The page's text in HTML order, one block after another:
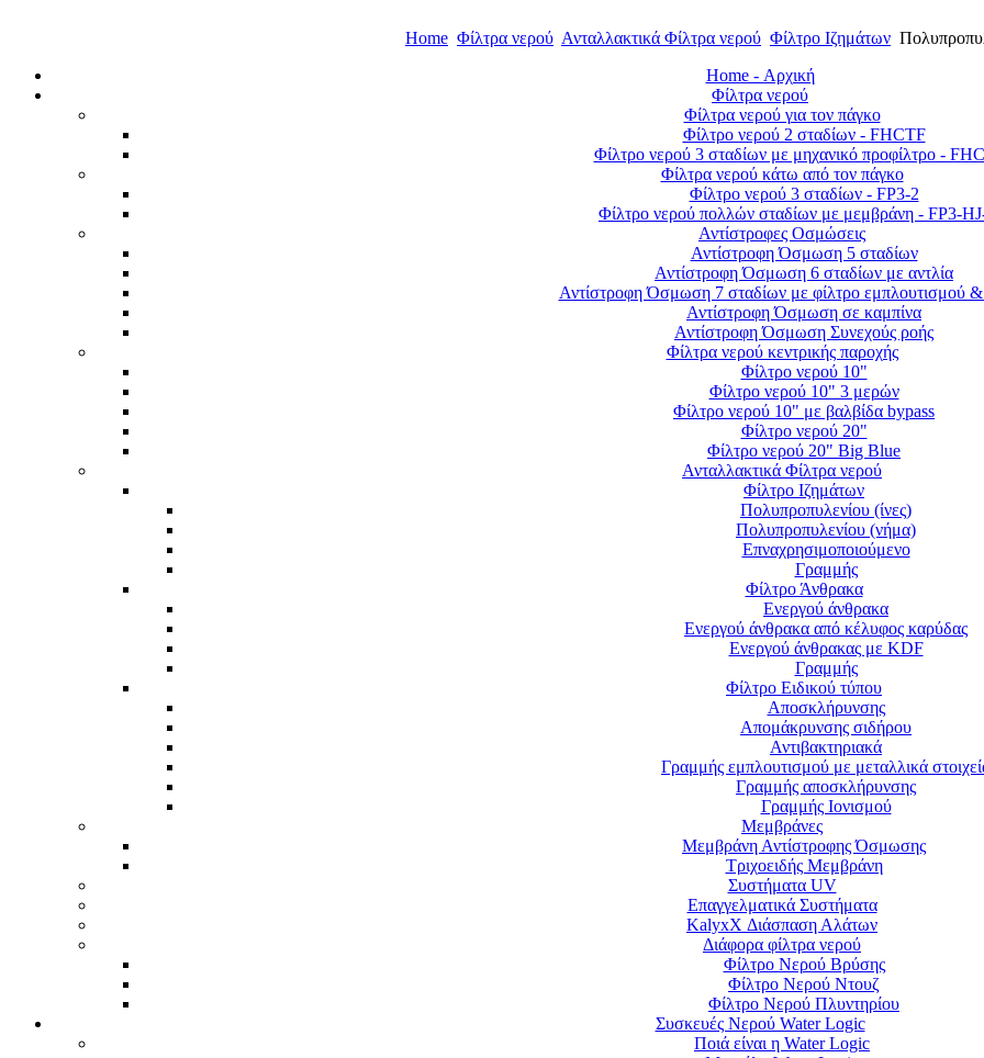
Home Φίλτρα νερού Ανταλλακτικά Φίλτρα νερού Φίλτρο Ιζημάτων
Home - Αρχική
Φίλτρα νερού
Φίλτρα νερού για τον πάγκο
Φίλτρο νερού 2 σταδίων - FHCTF
Φίλτρο νερού 3 σταδίων με μηχανικό προφίλτρο -
Φίλτρα νερού κάτω από τον πάγκο
Φίλτρο νερού 3 σταδίων - FP3-2
Φίλτρο νερού πολλών σταδίων με μεμβράνη - FP3-
Αντίστροφες Οσμώσεις
Αντίστροφη Όσμωση 5 σταδίων
Αντίστροφη Όσμωση 6 σταδίων με αντλία
Αντίστροφη Όσμωση 7 σταδίων με φίλτρο εμπλουτισμού &
Αντίστροφη Όσμωση σε καμπίνα
Αντίστροφη Όσμωση Συνεχούς ροής
Φίλτρα νερού κεντρικής παροχής
Φίλτρο νερού 10"
Φίλτρο νερού 10" 3 μερών
Φίλτρο νερού 10" με βαλβίδα bypass
Φίλτρο νερού 20"
Φίλτρο νερού 20" Big Blue
Ανταλλακτικά Φίλτρα νερού
Φίλτρο Ιζημάτων
Πολυπροπυλενίου (ίνες)
Πολυπροπυλενίου (νήμα)
Επναχρησιμοποιούμενο
Γραμμής
Φίλτρο Άνθρακα
Ενεργού άνθρακα
Ενεργού άνθρακα από κέλυφος καρύδας
Ενεργoύ άνθρακας με KDF
Γραμμής
Φίλτρο Ειδικού τύπου
Αποσκλήρυνσης
Απομάκρυνσης σιδήρου
Αντιβακτηριακά
Γραμμής εμπλουτισμού με μεταλλικά
Γραμμής αποσκλήρυνσης
Γραμμής Ιονισμού
Μεμβράνες
Μεμβράνη Αντίστροφης Όσμωσης
Τριχοειδής Μεμβράνη
Συστήματα UV
Επαγγελματικά Συστήματα
KalyxX Διάσπαση Αλάτων
Διάφορα φίλτρα νερού
Φίλτρο Νερού Βρύσης
Φίλτρο Νερού Ντουζ
Φίλτρο Νερού Πλυντηρίου
Συσκευές Νερού Water Logic
Ποιά είναι η Water Logic